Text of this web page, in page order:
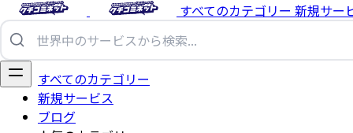
すべてのカテゴリー 新規サー
すべてのカテゴリー
新規サービス
ブログ